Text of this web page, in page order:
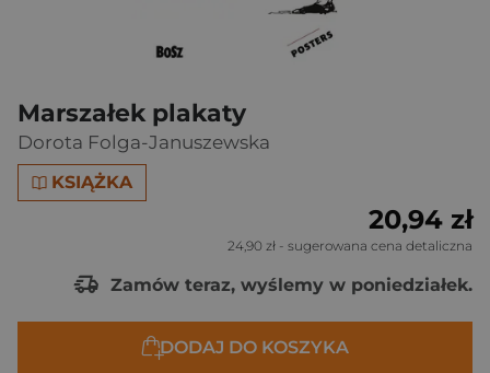
Marszałek plakaty
Dorota Folga-Januszewska
KSIĄŻKA
20,94 zł
24,90 zł - sugerowana cena detaliczna
Zamów teraz, wyślemy w poniedziałek.
DODAJ DO KOSZYKA